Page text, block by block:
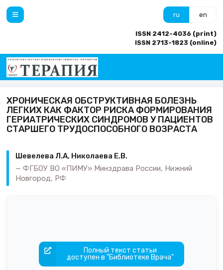
ru en
ISSN 2412-4036 (print)
ISSN 2713-1823 (online)
ХРОНИЧЕСКАЯ ОБСТРУКТИВНАЯ БОЛЕЗНЬ
ЛЕГКИХ КАК ФАКТОР РИСКА ФОРМИРОВАНИЯ
ГЕРИАТРИЧЕСКИХ СИНДРОМОВ У ПАЦИЕНТОВ
СТАРШЕГО ТРУДОСПОСОБНОГО ВОЗРАСТА
Шевелева Л.А, Николаева Е.В.
ФГБОУ ВО «ПИМУ» Минздрава России, Нижний
Новгород, РФ
Полный текст статьи
доступен в "Библиотеке Врача"